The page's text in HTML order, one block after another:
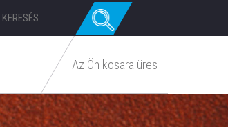
Az Ön kosara üres